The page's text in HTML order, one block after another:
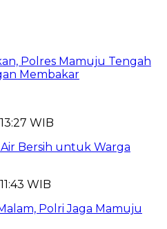
Polres Mamuju Tengah
Membakar
WIB
Bersih untuk Warga
WIB
Polri Jaga Mamuju